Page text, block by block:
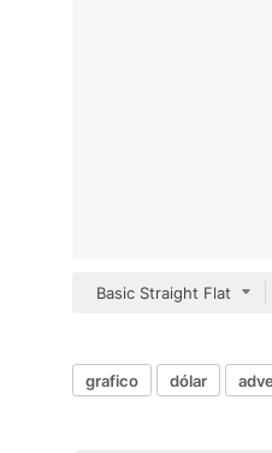
Basic Straight Flat
grafico dólar